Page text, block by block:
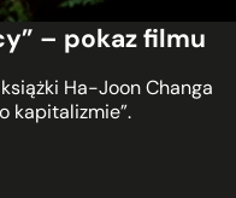
– pokaz filmu
Ha-Joon Changa
kapitalizmie”.